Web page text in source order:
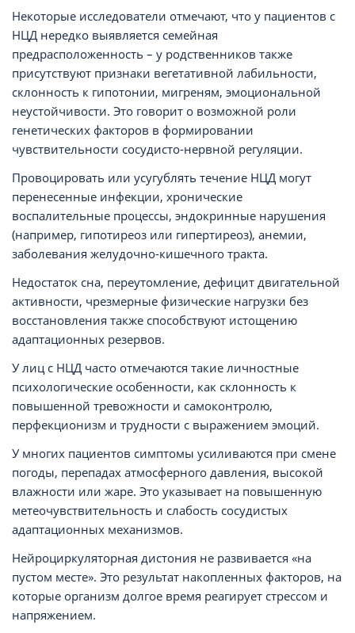
Некоторые исследователи отмечают, что у пациентов с
НЦД нередко выявляется семейная
предрасположенность – у родственников также
присутствуют признаки вегетативной лабильности,
склонность к гипотонии, мигреням, эмоциональной
неустойчивости. Это говорит о возможной роли
генетических факторов в формировании
чувствительности сосудисто-нервной регуляции.
Провоцировать или усугублять течение НЦД могут
перенесенные инфекции, хронические
воспалительные процессы, эндокринные нарушения
(например, гипотиреоз или гипертиреоз), анемии,
заболевания желудочно-кишечного тракта.
Недостаток сна, переутомление, дефицит двигательной
активности, чрезмерные физические нагрузки без
восстановления также способствуют истощению
адаптационных резервов.
У лиц с НЦД часто отмечаются такие личностные
психологические особенности, как склонность к
повышенной тревожности и самоконтролю,
перфекционизм и трудности с выражением эмоций.
У многих пациентов симптомы усиливаются при смене
погоды, перепадах атмосферного давления, высокой
влажности или жаре. Это указывает на повышенную
метеочувствительность и слабость сосудистых
адаптационных механизмов.
Нейроциркуляторная дистония не развивается «на
пустом месте». Это результат накопленных факторов, на
которые организм долгое время реагирует стрессом и
напряжением.